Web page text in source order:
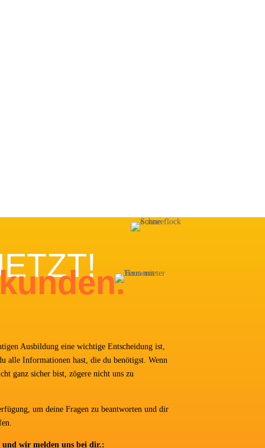
Aus­bil­dung eine wich­ti­ge Ent­schei­dung ist,
alle Infor­ma­tio­nen hast, die du benö­tigst. Wenn
ganz sicher bist, zöge­re nicht uns zu
um dei­ne Fra­gen zu beant­wor­ten und dir
und wir mel­den uns bei dir.: